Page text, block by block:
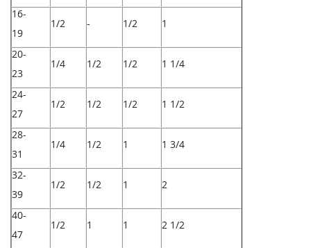
16-
19
1/2 - 1/2 1
20-
23
1/4 1/2 1/2 1 1/4
24-
27
1/2 1/2 1/2 1 1/2
28-
31
1/4 1/2 1 1 3/4
32-
39
1/2 1/2 1 2
40-
47
1/2 1 1 2 1/2